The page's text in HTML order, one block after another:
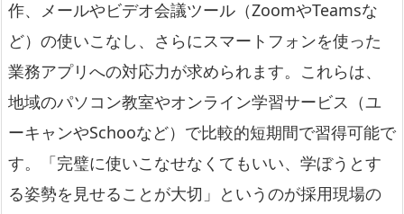
作、メールやビデオ会議ツール（ZoomやTeamsな
ど）の使いこなし、さらにスマートフォンを使った
業務アプリへの対応力が求められます。これらは、
地域のパソコン教室やオンライン学習サービス（ユ
ーキャンやSchooなど）で比較的短期間で習得可能で
す。「完璧に使いこなせなくてもいい、学ぼうとす
る姿勢を見せることが大切」というのが採用現場の